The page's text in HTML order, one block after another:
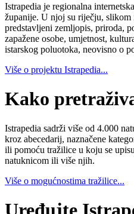
Istrapedia je regionalna
županije. U njoj su riječju,
predstavljeni zemljopis, priroda,
zapažene osobe, umjetnost,
istarskog poluotoka, neovisno o
Više o projektu Istrapedia...
Kako
Istrapedia sadrži više od 4.000
kroz abecedarij, naznačene
ili pomoću tražilice u koju se
natuknicom ili više njih.
Više o mogućnostima tražilice...